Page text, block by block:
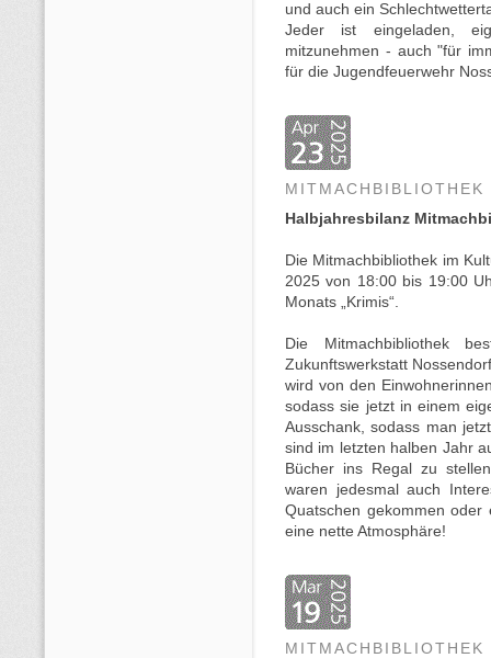
und auch ein
Jeder ist eingeladen,
mitzunehmen - auch "für
für die Jugendfeuerwehr
MITMACHBIBLIOTHEK
Halbjahresbilanz
Die Mitmachbibliothek im
2025 von 18:00 bis 19:00
Monats „Krimis“.
Die Mitmachbibliothek
Zukunftswerkstatt
wird von den
sodass sie jetzt in einem
Ausschank, sodass man
sind im letzten halben Jahr
Bücher ins Regal zu
waren jedesmal auch
Quatschen gekommen
eine nette Atmosphäre!
MITMACHBIBLIOTHEK